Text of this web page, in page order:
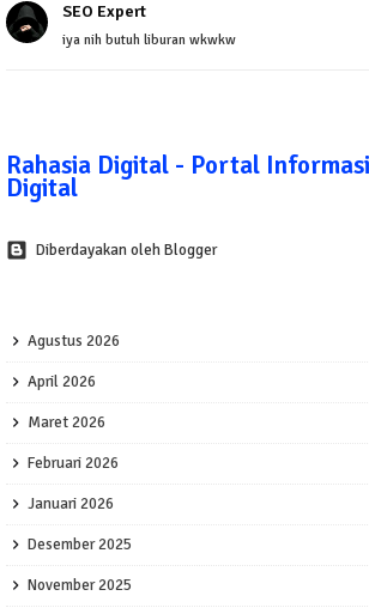
SEO Expert
iya nih butuh liburan wkwkw
Rahasia Digital - Portal
Digital
Diberdayakan oleh Blogger
Agustus 2026
April 2026
Maret 2026
Februari 2026
Januari 2026
Desember 2025
November 2025